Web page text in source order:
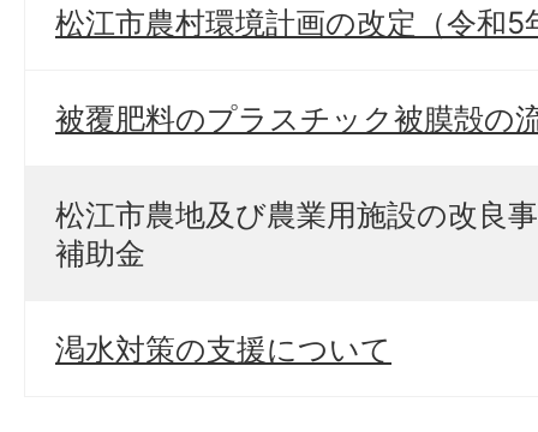
松江市農村環境計画の改定（令和5
被覆肥料のプラスチック被膜殻の
松江市農地及び農業用施設の改良
補助金
渇水対策の支援について